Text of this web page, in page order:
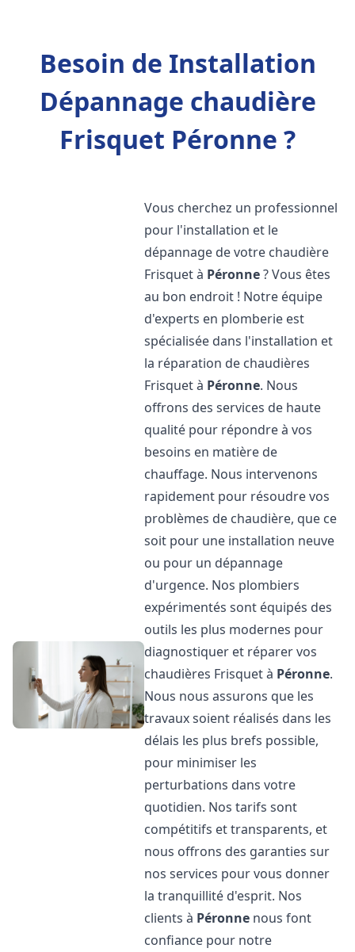
Besoin de Installation
Dépannage chaudière
Frisquet Péronne ?
Vous cherchez un professionnel
pour l'installation et le
dépannage de votre chaudière
Frisquet à Péronne? Vous êtes
au bon endroit ! Notre équipe
d'experts en plomberie est
spécialisée dans l'installation et
la réparation de chaudières
Frisquet à Péronne. Nous
offrons des services de haute
qualité pour répondre à vos
besoins en matière de
chauffage. Nous intervenons
rapidement pour résoudre vos
problèmes de chaudière, que ce
soit pour une installation neuve
ou pour un dépannage
d'urgence. Nos plombiers
expérimentés sont équipés des
outils les plus modernes pour
diagnostiquer et réparer vos
chaudières Frisquet à Péronne.
Nous nous assurons que les
travaux soient réalisés dans les
délais les plus brefs possible,
pour minimiser les
perturbations dans votre
quotidien. Nos tarifs sont
compétitifs et transparents, et
nous offrons des garanties sur
nos services pour vous donner
la tranquillité d'esprit. Nos
clients à Péronne nous font
confiance pour notre